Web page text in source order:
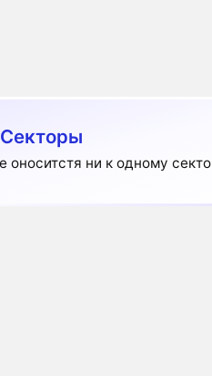
Секторы
оноситстя ни к одному